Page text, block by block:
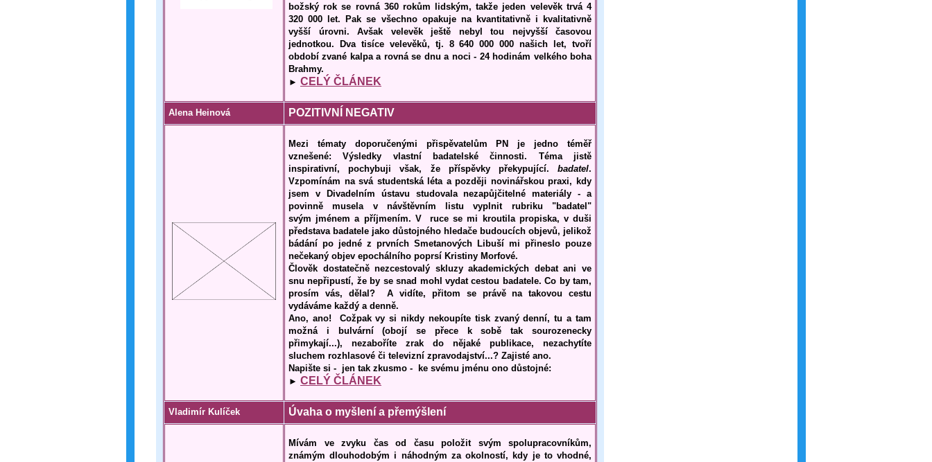
božský rok se rovná 360 rokům lidským, takže jeden velevěk trvá 4
320 000 let. Pak se všechno opakuje na kvantitativně i kvalitativně
vyšší úrovni. Avšak velevěk ještě nebyl tou nejvyšší časovou
jednotkou. Dva tisíce velevěků, tj. 8 640 000 000 našich let, tvoří
období zvané kalpa a rovná se dnu a noci - 24 hodinám velkého boha
Brahmy.
► CELÝ ČLÁNEK
Alena Heinová POZITIVNÍ NEGATIV
Mezi tématy doporučenými přispěvatelům PN je jedno téměř
vznešené: Výsledky vlastní badatelské činnosti. Téma jistě
inspirativní, pochybuji však, že příspěvky překypující. badatel.
Vzpomínám na svá studentská léta a později novinářskou praxi, kdy
jsem v Divadelním ústavu studovala nezapůjčitelné materiály - a
povinně musela v návštěvním listu vyplnit rubriku "badatel"
svým jménem a příjmením. V ruce se mi kroutila propiska, v duši
představa badatele jako důstojného hledače budoucích objevů, jelikož
bádání po jedné z prvních Smetanových Libuší mi přineslo pouze
nečekaný objev epochálního poprsí Kristiny Morfové.
Člověk dostatečně nezcestovalý skluzy akademických debat ani ve
snu nepřipustí, že by se snad mohl vydat cestou badatele. Co by tam,
prosím vás, dělal? A vidíte, přitom se právě na takovou cestu
vydáváme každý a denně.
Ano, ano! Cožpak vy si nikdy nekoupíte tisk zvaný denní, tu a tam
možná i bulvární (obojí se přece k sobě tak sourozenecky
přimykají...), nezaboříte zrak do nějaké publikace, nezachytíte
sluchem rozhlasové či televizní zpravodajství...? Zajisté ano.
Napište si - jen tak zkusmo - ke svému jménu ono důstojné:
► CELÝ ČLÁNEK
Vladimír Kulíček Úvaha o myšlení a přemýšlení
Mívám ve zvyku čas od času položit svým spolupracovníkům,
známým dlouhodobým i náhodným za okolností, kdy je to vhodné,